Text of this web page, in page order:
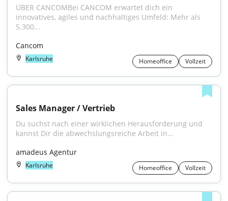
ÜBER CANCOMBei CANCOM erwartet dich ein
innovatives, agiles und nachhaltiges Umfeld: Mehr als
5.300...
Cancom
Karlsruhe Homeoffice Vollzeit
Sales Manager / Vertrieb
Du suchst nach einer wirklichen Herausforderung und
kannst Dir die abwechslungsreiche Arbeit in...
amadeus Agentur
Karlsruhe Homeoffice Vollzeit